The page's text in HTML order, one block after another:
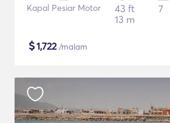
Kapal Pesiar Motor
43 ft
13 m
7
$1,722/malam